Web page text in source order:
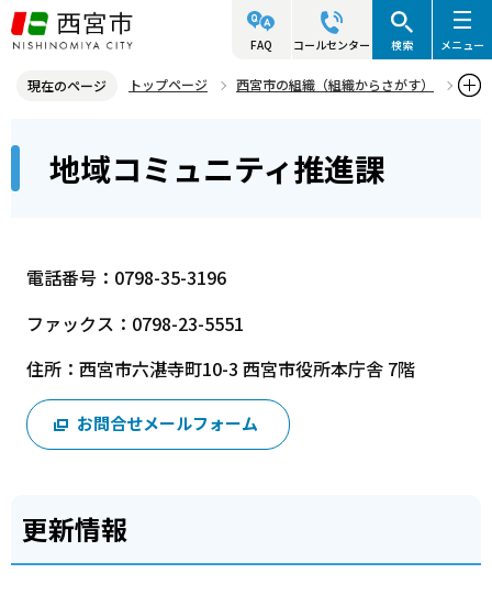
こ
の
ジ
先
FAQ コールセンター 検索 メニュー
現在のページ トップページ
西宮市の組織（組織からさがす）
こ
地域コミュニティ推進課
電話番号：0798-35-3196
ファックス：0798-23-5551
住所：西宮市六湛寺町10-3 西宮市役所本庁舎 7階
お問合せメールフォーム
更新情報